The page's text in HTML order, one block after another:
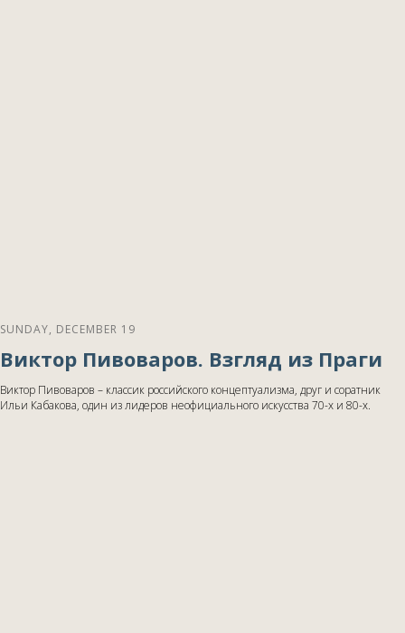
SUNDAY, DECEMBER 19
Виктор Пивоваров. Взгляд из Праги
Виктор Пивоваров – классик российского концептуализма, друг и соратник
Ильи Кабакова, один из лидеров неофициального искусства 70-х и 80-х.